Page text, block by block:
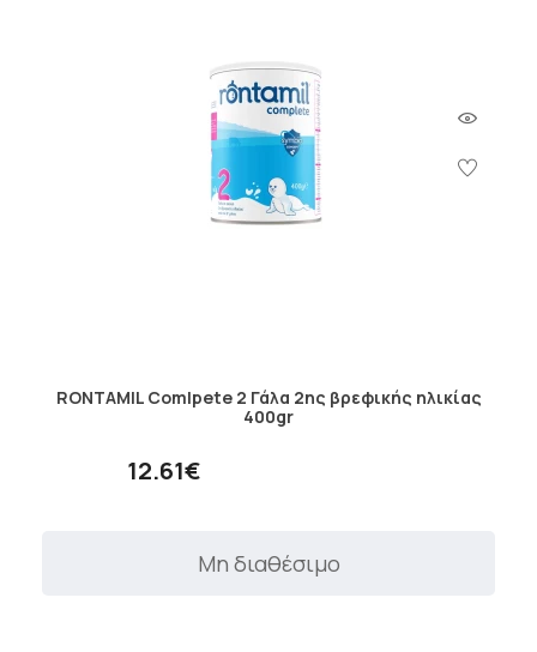
RONTAMIL Comlpete 2 Γάλα 2ης βρεφικής ηλικίας
400gr
12.61€
Μη διαθέσιμο